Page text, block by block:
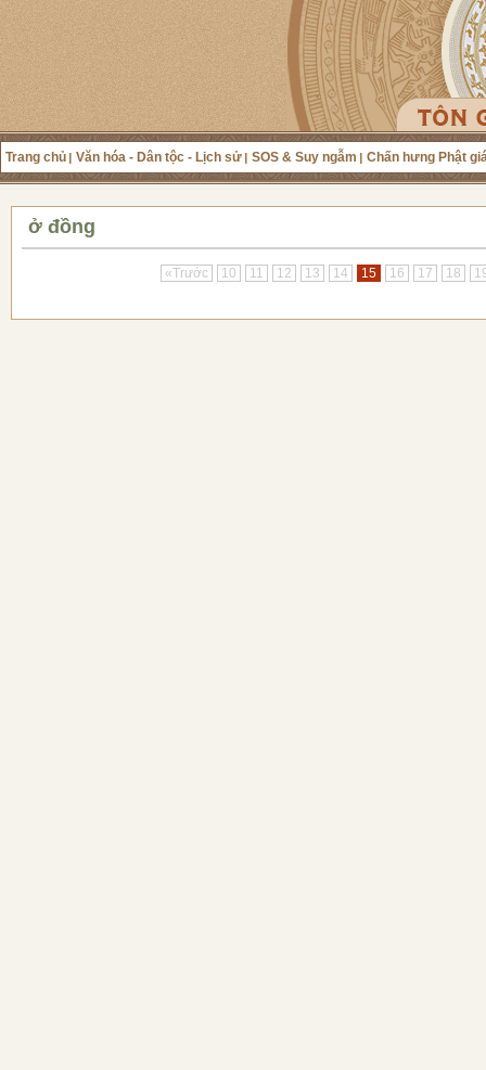
Trang chủ Văn hóa - Dân tộc - Lịch sử SOS & Suy ngẫm Chấn hưng Phật
ở đồng
«Trước 10 11 12 13 14 15 16 17 18